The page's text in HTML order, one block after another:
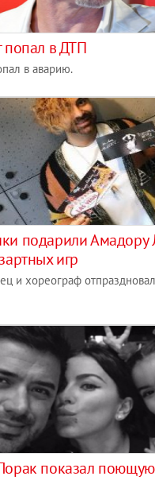
попал в ДТП
в аварию.
подарили Амадору
игр
и хореограф
показал